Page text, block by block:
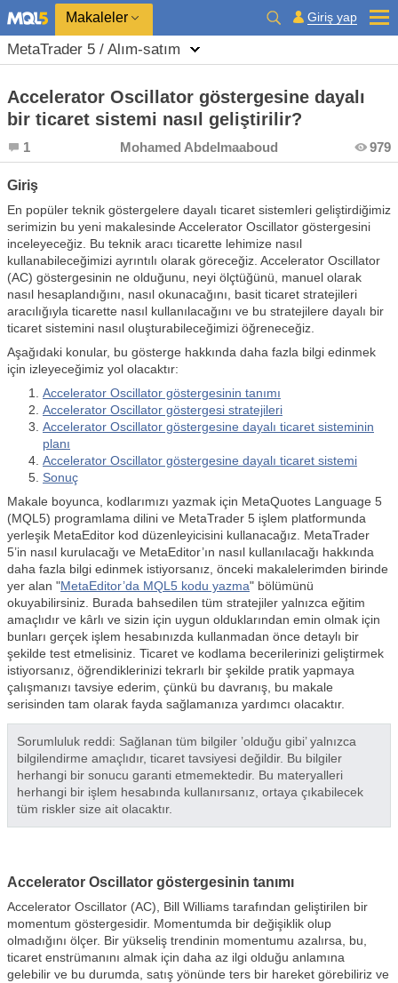
Makaleler Giriş yap
MetaTrader 5 / Alım-satım
Accelerator Oscillator göstergesine dayalı
bir ticaret sistemi nasıl geliştirilir?
1 Mohamed Abdelmaaboud 979
Giriş
En popüler teknik göstergelere dayalı ticaret sistemleri geliştirdiğimiz
serimizin bu yeni makalesinde Accelerator Oscillator göstergesini
inceleyeceğiz. Bu teknik aracı ticarette lehimize nasıl
kullanabileceğimizi ayrıntılı olarak göreceğiz. Accelerator Oscillator
(AC) göstergesinin ne olduğunu, neyi ölçtüğünü, manuel olarak
nasıl hesaplandığını, nasıl okunacağını, basit ticaret stratejileri
aracılığıyla ticarette nasıl kullanılacağını ve bu stratejilere dayalı bir
ticaret sistemini nasıl oluşturabileceğimizi öğreneceğiz.
Aşağıdaki konular, bu gösterge hakkında daha fazla bilgi edinmek
için izleyeceğimiz yol olacaktır:
Accelerator Oscillator göstergesinin tanımı
Accelerator Oscillator göstergesi stratejileri
Accelerator Oscillator göstergesine dayalı ticaret sisteminin
planı
Accelerator Oscillator göstergesine dayalı ticaret sistemi
Sonuç
Makale boyunca, kodlarımızı yazmak için MetaQuotes Language 5
(MQL5) programlama dilini ve MetaTrader 5 işlem platformunda
yerleşik MetaEditor kod düzenleyicisini kullanacağız. MetaTrader
5’in nasıl kurulacağı ve MetaEditor’ın nasıl kullanılacağı hakkında
daha fazla bilgi edinmek istiyorsanız, önceki makalelerimden birinde
yer alan "MetaEditor’da MQL5 kodu yazma" bölümünü
okuyabilirsiniz. Burada bahsedilen tüm stratejiler yalnızca eğitim
amaçlıdır ve kârlı ve sizin için uygun olduklarından emin olmak için
bunları gerçek işlem hesabınızda kullanmadan önce detaylı bir
şekilde test etmelisiniz. Ticaret ve kodlama becerilerinizi geliştirmek
istiyorsanız, öğrendiklerinizi tekrarlı bir şekilde pratik yapmaya
çalışmanızı tavsiye ederim, çünkü bu davranış, bu makale
serisinden tam olarak fayda sağlamanıza yardımcı olacaktır.
Sorumluluk reddi: Sağlanan tüm bilgiler ’olduğu gibi’ yalnızca
bilgilendirme amaçlıdır, ticaret tavsiyesi değildir. Bu bilgiler
herhangi bir sonucu garanti etmemektedir. Bu materyalleri
herhangi bir işlem hesabında kullanırsanız, ortaya çıkabilecek
tüm riskler size ait olacaktır.
Accelerator Oscillator göstergesinin tanımı
Accelerator Oscillator (AC), Bill Williams tarafından geliştirilen bir
momentum göstergesidir. Momentumda bir değişiklik olup
olmadığını ölçer. Bir yükseliş trendinin momentumu azalırsa, bu,
ticaret enstrümanını almak için daha az ilgi olduğu anlamına
gelebilir ve bu durumda, satış yönünde ters bir hareket görebiliriz ve